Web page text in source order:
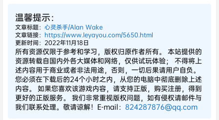
温馨提示：
文章标题： 心灵杀手/Alan Wake
文章链接： https://www.leyayou.com/5650.html
更新时间：2022年11月18日
所有资源仅限于参考和学习，版权归原作者所有。 本站提供的
资源转载自国内外各大媒体和网络，仅供试玩体验； 不得将上
述内容用于商业或者非法用途，否则，一切后果请用户自负。
您必须在下载后的24个小时之内，从您的电脑中彻底删除上述
内容。 如果您喜欢该游戏内容，请支持正版，购买注册，得到
更好的正版服务。 我们非常重视版权问题，如有侵权请邮件与
我们联系处理。敬请谅解！E-mail： 824287876@qq.com